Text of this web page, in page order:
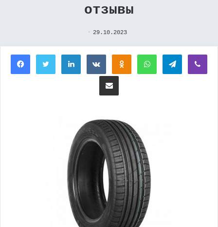
отзывы
29.10.2023
FacebookTwitterLinkedInВконтактеОдноклассники
WhatsAppTelegram
Поделиться через электронную почту